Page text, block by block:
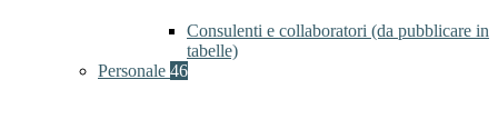
Consulenti e collaboratori (da pubblicare in
tabelle)
Personale 46